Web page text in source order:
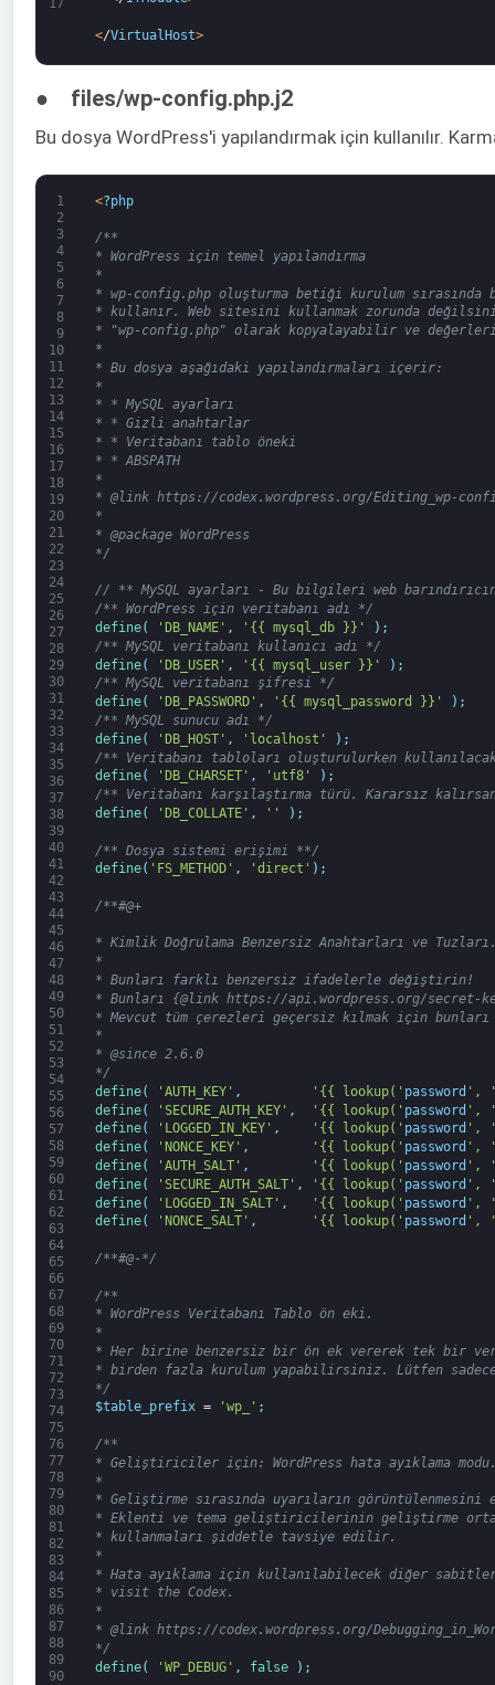
17
</VirtualHost>
● files/wp-config.php.j2
Bu dosya WordPress'i yapılandırmak için kullanılır.
1
2
3
4
5
6
7
8
9
10
11
12
13
14
15
16
17
18
19
20
21
22
23
24
25
26
27
28
29
30
31
32
33
34
35
36
37
38
39
40
41
42
43
44
45
46
47
48
49
50
51
52
53
54
55
56
57
58
59
60
61
62
63
64
65
66
67
68
69
70
71
72
73
74
75
76
77
78
79
80
81
82
83
84
85
86
87
88
89
90
<?php
/**
* WordPress için temel yapılandırma
*
* wp-config.php oluşturma betiği kurulum sırasında
* kullanır. Web sitesini kullanmak zorunda
* "wp-config.php" olarak kopyalayabilir ve
*
* Bu dosya aşağıdaki yapılandırmaları içerir:
*
* * MySQL ayarları
* * Gizli anahtarlar
* * Veritabanı tablo öneki
* * ABSPATH
*
* @link https://codex.wordpress.org/Editing_wp-
*
* @package WordPress
*/
// ** MySQL ayarları - Bu bilgileri web
/** WordPress için veritabanı adı */
define( 'DB_NAME' , '{{ mysql_db }}' ) ;
/** MySQL veritabanı kullanıcı adı */
define( 'DB_USER' , '{{ mysql_user }}' ) ;
/** MySQL veritabanı şifresi */
define( 'DB_PASSWORD' , '{{ mysql_password }}' ) ;
/** MySQL sunucu adı */
define( 'DB_HOST' , 'localhost' ) ;
/** Veritabanı tabloları oluşturulurken
define( 'DB_CHARSET' , 'utf8' ) ;
/** Veritabanı karşılaştırma türü. Kararsız
define( 'DB_COLLATE' , '' ) ;
/** Dosya sistemi erişimi **/
define( 'FS_METHOD' , 'direct' ) ;
/**#@+
* Kimlik Doğrulama Benzersiz Anahtarları ve
*
* Bunları farklı benzersiz ifadelerle değiştirin!
* Bunları {@link https://api.wordpress.org/
* Mevcut tüm çerezleri geçersiz kılmak için
*
* @since 2.6.0
*/
define( 'AUTH_KEY' , '{{ lookup(' password ',
define( 'SECURE_AUTH_KEY' , '{{ lookup(' password ',
define( 'LOGGED_IN_KEY' , '{{ lookup(' password ',
define( 'NONCE_KEY' , '{{ lookup(' password ',
define( 'AUTH_SALT' , '{{ lookup(' password ',
define( 'SECURE_AUTH_SALT' , '{{ lookup(' password ',
define( 'LOGGED_IN_SALT' , '{{ lookup(' password ',
define( 'NONCE_SALT' , '{{ lookup(' password ',
/**#@-*/
/**
* WordPress Veritabanı Tablo ön eki.
*
* Her birine benzersiz bir ön ek vererek tek bir
* birden fazla kurulum yapabilirsiniz. Lütfen
*/
$table_prefix = 'wp_' ;
/**
* Geliştiriciler için: WordPress hata ayıklama
*
* Geliştirme sırasında uyarıların
* Eklenti ve tema geliştiricilerinin geliştirme
* kullanmaları şiddetle tavsiye edilir.
*
* Hata ayıklama için kullanılabilecek diğer
* visit the Codex.
*
* @link https://codex.wordpress.org/
*/
define( 'WP_DEBUG' , false ) ;